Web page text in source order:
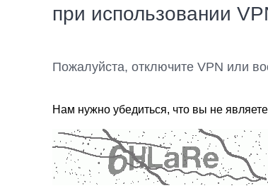
при использовании
Пожалуйста, отключите VPN или
Нам нужно убедиться, что вы не